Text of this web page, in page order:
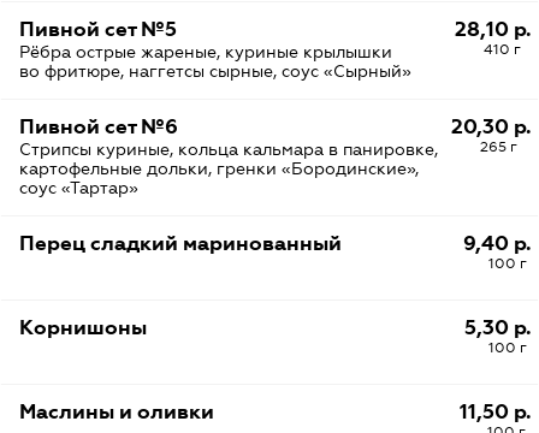
28,10 р.
410 г
Пивной сет №5
Рёбра острые жареные, куриные крылышки
во фритюре, наггетсы сырные, соус «Сырный»
20,30 р.
265 г
Пивной сет №6
Стрипсы куриные, кольца кальмара в панировке,
картофельные дольки, гренки «Бородинские»,
соус «Тартар»
9,40 р.
100 г
Перец сладкий маринованный
5,30 р.
100 г
Корнишоны
11,50 р.
Маслины и оливки